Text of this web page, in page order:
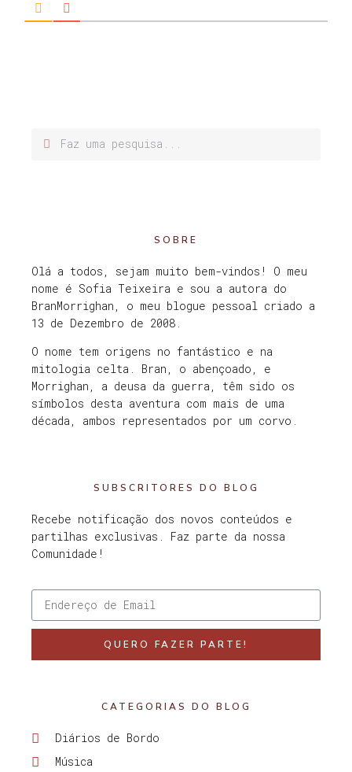
SOBRE
Olá a todos, sejam muito bem-vindos! O meu
nome é Sofia Teixeira e sou a autora do
BranMorrighan, o meu blogue pessoal criado a
13 de Dezembro de 2008.
O nome tem origens no fantástico e na
mitologia celta. Bran, o abençoado, e
Morrighan, a deusa da guerra, têm sido os
símbolos desta aventura com mais de uma
década, ambos representados por um corvo.
SUBSCRITORES DO BLOG
Recebe notificação dos novos conteúdos e
partilhas exclusivas. Faz parte da nossa
Comunidade!
QUERO FAZER PARTE!
CATEGORIAS DO BLOG
Diários de Bordo
Música